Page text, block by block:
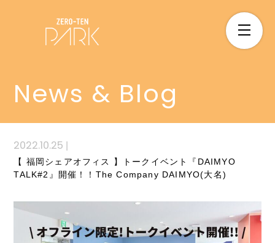
News & Blog
2022.10.25 |
【 福岡シェアオフィス 】トークイベント『DAIMYO
TALK#2』開催！！The Company DAIMYO(大名)